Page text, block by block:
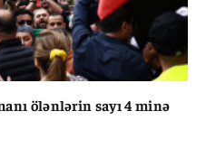
ölənlərin sayı 4 minə